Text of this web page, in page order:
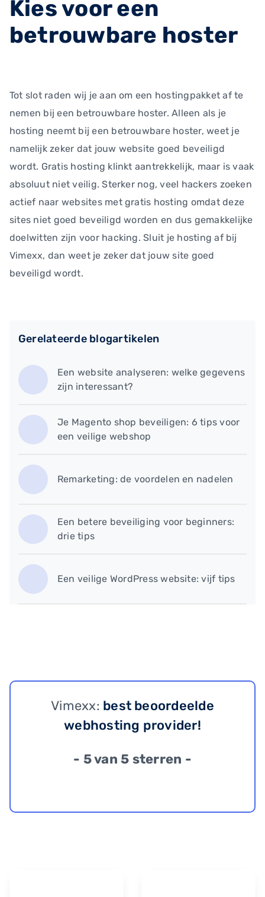
Kies voor een
betrouwbare hoster
Tot slot raden wij je aan om een hostingpakket af te
nemen bij een betrouwbare hoster. Alleen als je
hosting neemt bij een betrouwbare hoster, weet je
namelijk zeker dat jouw website goed beveiligd
wordt. Gratis hosting klinkt aantrekkelijk, maar is vaak
absoluut niet veilig. Sterker nog, veel hackers zoeken
actief naar websites met gratis hosting omdat deze
sites niet goed beveiligd worden en dus gemakkelijke
doelwitten zijn voor hacking. Sluit je hosting af bij
Vimexx, dan weet je zeker dat jouw site goed
beveiligd wordt.
Gerelateerde blogartikelen
Een website analyseren: welke gegevens
zijn interessant?
Je Magento shop beveiligen: 6 tips voor
een veilige webshop
Remarketing: de voordelen en nadelen
Een betere beveiliging voor beginners:
drie tips
Een veilige WordPress website: vijf tips
Vimexx: best beoordeelde
webhosting provider!
- 5 van 5 sterren -